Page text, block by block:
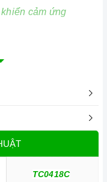
cảm ứng
bếp điện
TC0418C